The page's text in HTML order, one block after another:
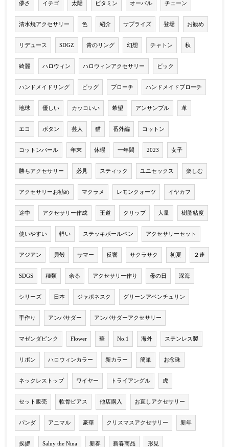
儚さ イチゴ 太陽 ビタミン オーバル チェーン
清水焼アクセサリー 色 紹介 サプライズ 登場 お勧め
リデュース SDGZ 青のリング 幻想 チャトン 秋
綺麗 ハロウィン ハロウィンアクセサリー ビック
ハンドメイドリング ビッグ ブローチ ハンドメイドブローチ
地球 優しい カッコいい 希望 アンサンブル 革
エコ ボタン 芸人 猫 番外編 コットン
コットンパール 年末 休暇 一年間 2023 女子
勝ちアクセサリー 必見 スティック ユニセックス 楽しむ
アクセサリーお勧め マクラメ レモンクォーツ イヤカフ
途中 アクセサリー作成 王道 クリップ 大量 樹脂粘度
使いやすい 軽い ステッキボールペン アクセサリーセット
アジアン 貝殻 サマー 反響 サクラサク 初夏 ２連
SDGS 種類 余る アクセサリー作り 母の日 深海
シリーズ 日本 ジャポネスク グリーンアベンチュリン
手作り アンバサダー アンバサダーアクセサリー
マゼンダピンク Flower 華 No.1 海外 ステンレス製
リボン ハロウィンカラー 新カラー 簡単 お念珠
ネックレストップ ワイヤー トライアングル 虎
セット販売 軟骨ピアス 他店購入 お直しアクセサリー
パンダ アニマル 豪華 クリスマスアクセサリー 新年
挨拶 Saluy the Nina 新春 新春商品 形見